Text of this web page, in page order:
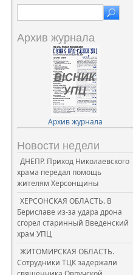
Архив журнала
Архив журнала
Новости недели
ДНЕПР. Приход Николаевского
храма передал помощь
жителям Херсонщины
ХЕРСОНСКАЯ ОБЛАСТЬ. В
Бериславе из-за удара дрона
сгорел старинный Введенский
храм УПЦ
ЖИТОМИРСКАЯ ОБЛАСТЬ.
Сотрудники ТЦК задержали